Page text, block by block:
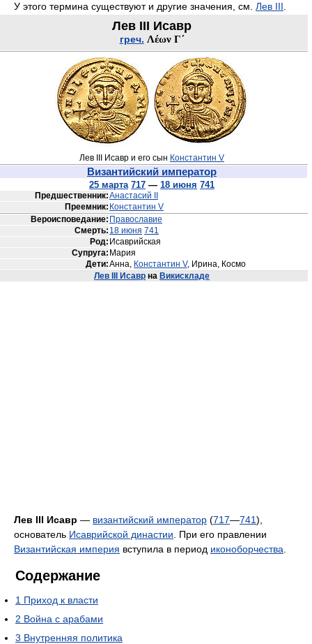
У этого термина существуют и другие значения, см. Лев III
Лев III Исавр
греч. Λέων Γ΄
Лев III Исавр и его сын Константин V
Византийский император
25 марта 717 — 18 июня 741
Предшественник:Анастасий II
Преемник: Константин V
Вероисповедание: Православие
Смерть: 18 июня 741
Род: Исаврийская
Супруга: Мария
Дети:Анна, Константин V, Ирина, Космо
Лев III Исавр на Викискладе
Лев III Исавр — византийский император (717—741),
основатель Исаврийской династии . При его правлении
Византийская империя вступила в период иконоборчества
Содержание
1 Приход к власти
2 Война с арабами
3 Внутренняя политика